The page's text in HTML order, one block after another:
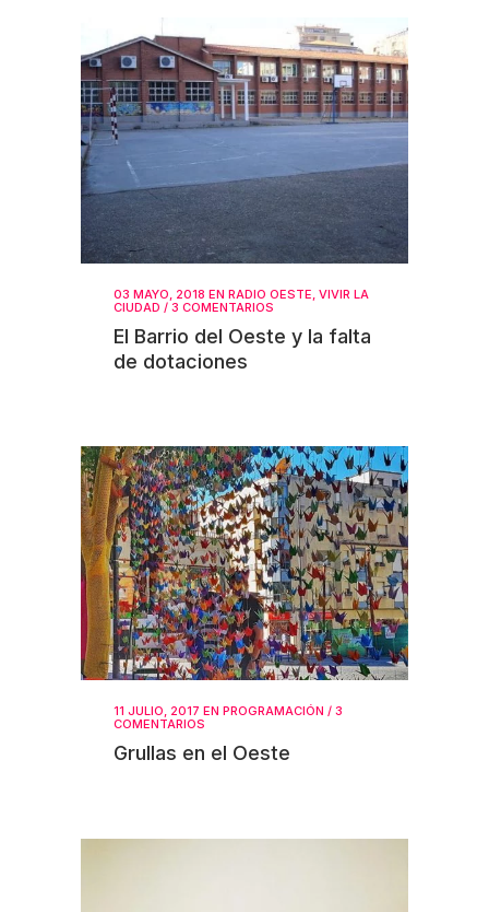
03 MAYO, 2018 EN RADIO OESTE, VIVIR LA
CIUDAD / 3 COMENTARIOS
El Barrio del Oeste y la falta
de dotaciones
11 JULIO, 2017 EN PROGRAMACIÓN / 3
COMENTARIOS
Grullas en el Oeste